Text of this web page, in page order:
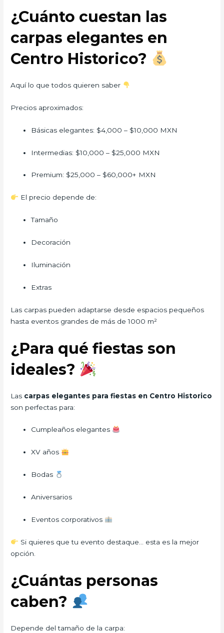
¿Cuánto cuestan las
carpas elegantes en
Centro Historico?
Aquí lo que todos quieren saber
Precios aproximados:
Básicas elegantes: $4,000 – $10,000 MXN
Intermedias: $10,000 – $25,000 MXN
Premium: $25,000 – $60,000+ MXN
El precio depende de:
Tamaño
Decoración
Iluminación
Extras
Las carpas pueden adaptarse desde espacios pequeños
hasta eventos grandes de más de 1000 m²
¿Para qué fiestas son
ideales?
Las carpas elegantes para fiestas en Centro Historico
son perfectas para:
Cumpleaños elegantes
XV años
Bodas
Aniversarios
Eventos corporativos
Si quieres que tu evento destaque… esta es la mejor
opción.
¿Cuántas personas
caben?
Depende del tamaño de la carpa: